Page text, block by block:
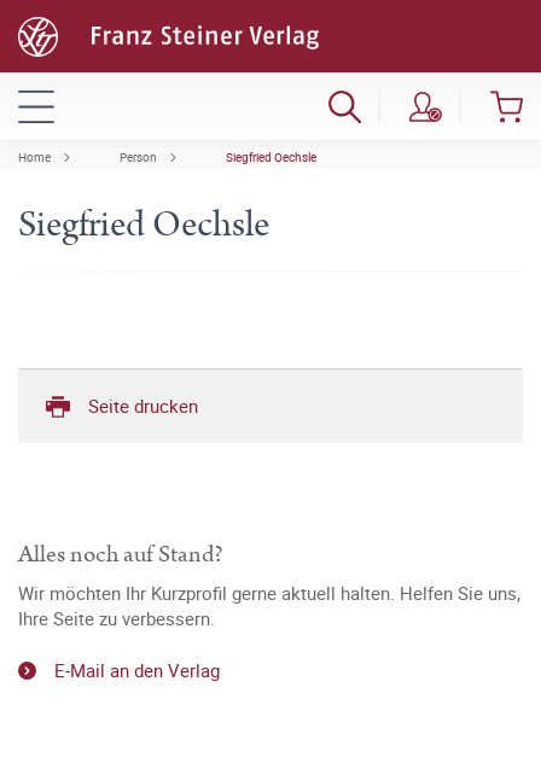
Home Person Siegfried Oechsle
Siegfried Oechsle
Seite drucken
Alles noch auf Stand?
Wir möchten Ihr Kurzprofil gerne aktuell halten. Helfen Sie uns,
Ihre Seite zu verbessern.
E-Mail an den Verlag